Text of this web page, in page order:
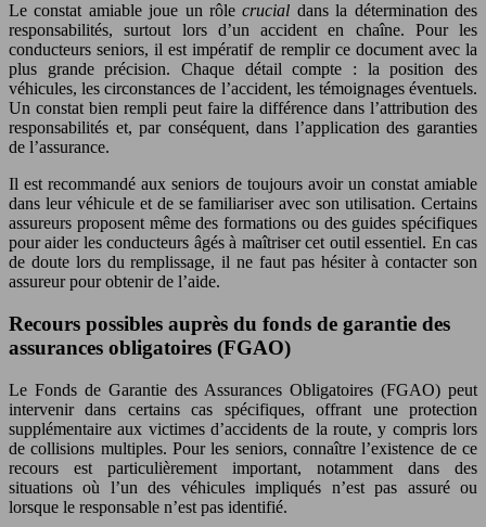
Le constat amiable joue un rôlecrucial dans la détermination des
responsabilités, surtout lors d’un accident en chaîne. Pour les
conducteurs seniors, il est impératif de remplir ce document avec la
plus grande précision. Chaque détail compte : la position des
véhicules, les circonstances de l’accident, les témoignages éventuels.
Un constat bien rempli peut faire la différence dans l’attribution des
responsabilités et, par conséquent, dans l’application des garanties
de l’assurance.
Il est recommandé aux seniors de toujours avoir un constat amiable
dans leur véhicule et de se familiariser avec son utilisation. Certains
assureurs proposent même des formations ou des guides spécifiques
pour aider les conducteurs âgés à maîtriser cet outil essentiel. En cas
de doute lors du remplissage, il ne faut pas hésiter à contacter son
assureur pour obtenir de l’aide.
Recours possibles auprès du fonds de garantie des
assurances obligatoires (FGAO)
Le Fonds de Garantie des Assurances Obligatoires (FGAO) peut
intervenir dans certains cas spécifiques, offrant une protection
supplémentaire aux victimes d’accidents de la route, y compris lors
de collisions multiples. Pour les seniors, connaître l’existence de ce
recours est particulièrement important, notamment dans des
situations où l’un des véhicules impliqués n’est pas assuré ou
lorsque le responsable n’est pas identifié.